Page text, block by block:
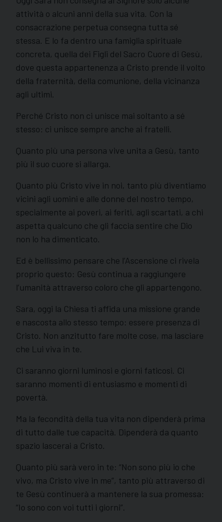
attività o alcuni anni della sua vita. Con la
consacrazione perpetua consegna tutta sé
stessa. E lo fa dentro una famiglia spirituale
concreta, quella dei Figli del Sacro Cuore di Gesù,
dove questa appartenenza a Cristo prende il volto
della fraternità, della comunione, della vicinanza
agli ultimi.
Perché Cristo non ci unisce mai soltanto a sé
stesso: ci unisce sempre anche ai fratelli.
Quanto più una persona vive unita a Gesù, tanto
più il suo cuore si allarga.
Quanto più Cristo vive in noi, tanto più diventiamo
vicini agli uomini e alle donne del nostro tempo,
specialmente ai poveri, ai feriti, agli scartati, a chi
aspetta qualcuno che gli faccia sentire che Dio
non lo ha dimenticato.
Ed è bellissimo pensare che l’Ascensione ci rivela
proprio questo: Gesù continua a raggiungere
l’umanità attraverso coloro che gli appartengono.
Sara, oggi la Chiesa ti affida una missione grande
e nascosta allo stesso tempo: essere presenza di
Cristo. Non anzitutto fare molte cose, ma lasciare
che Lui viva in te.
Ci saranno giorni luminosi e giorni faticosi. Ci
saranno momenti di entusiasmo e momenti di
povertà.
Ma la fecondità della tua vita non dipenderà prima
di tutto dalle tue capacità. Dipenderà da quanto
spazio lascerai a Cristo.
Quanto più sarà vero in te: “Non sono più io che
vivo, ma Cristo vive in me”, tanto più attraverso di
te Gesù continuerà a mantenere la sua promessa:
“Io sono con voi tutti i giorni”.